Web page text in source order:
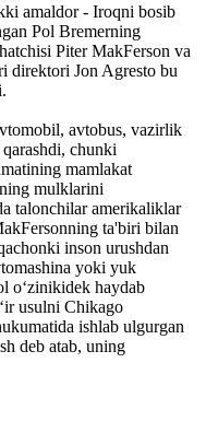
amaldor - Iroqni bosib
Pol Bremerning
Piter MakFerson va
direktori Jon Agresto bu
avtobus, vazirlik
chunki
mamlakat
mulk­larini
talonchilar amerikaliklar
ta'biri bilan
inson urushdan
yoki yuk
o‘zinikidek haydab
usulni Chikago
ishlab ulgurgan
deb atab, uning